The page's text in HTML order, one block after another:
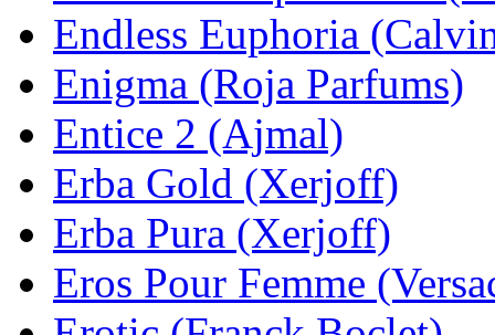
Endless Euphoria
Enigma (Roja Parfums)
Entice 2 (Ajmal)
Erba Gold (Xerjoff)
Erba Pura (Xerjoff)
Eros Pour Femme